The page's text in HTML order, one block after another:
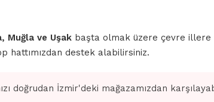
Muğla ve Uşak başta olmak üzere çevre
hattımızdan destek alabilirsiniz.
doğrudan İzmir'deki mağazamızdan